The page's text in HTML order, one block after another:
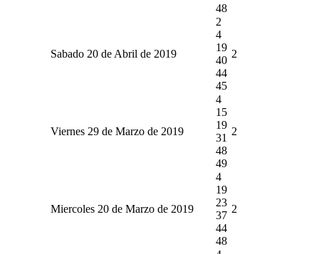
48
Sabado 20 de Abril de 2019
2
4
19
40
44
45
2
Viernes 29 de Marzo de 2019
4
15
19
31
48
49
2
Miercoles 20 de Marzo de 2019
4
19
23
37
44
48
2